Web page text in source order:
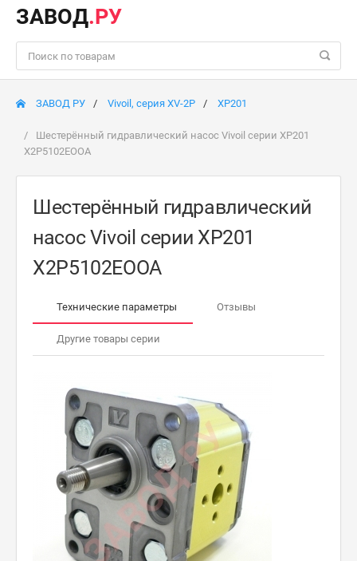
ЗАВОД.РУ
ЗАВОД РУ Vivoil, серия XV-2P XP201
Шестерённый гидравлический насос Vivoil серии XP201
X2P5102EOOA
Шестерённый гидравлический
насос Vivoil серии XP201
X2P5102EOOA
Технические параметры Отзывы
Другие товары серии